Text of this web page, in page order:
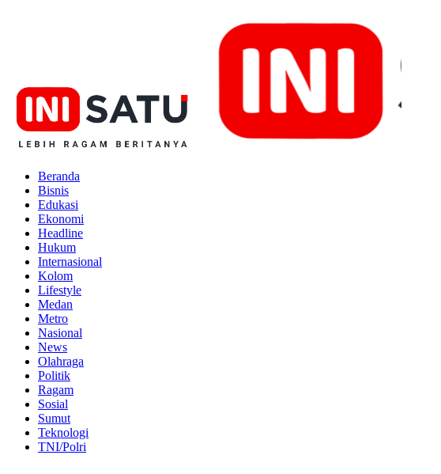
Beranda
Bisnis
Edukasi
Ekonomi
Headline
Hukum
Internasional
Kolom
Lifestyle
Medan
Metro
Nasional
News
Olahraga
Politik
Ragam
Sosial
Sumut
Teknologi
TNI/Polri